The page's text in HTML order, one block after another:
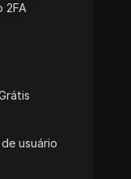
2FA
usuário